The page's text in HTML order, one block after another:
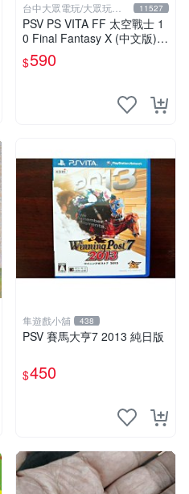
台中大眾電玩/大眾玩具
店
11527
PSV PS VITA FF 太空戰士 1
0 Final Fantasy X (中文版)
(二手商品)【台中大眾電玩】
$590
隼遊戲小舖 438
PSV 賽馬大亨7 2013 純日版
$450